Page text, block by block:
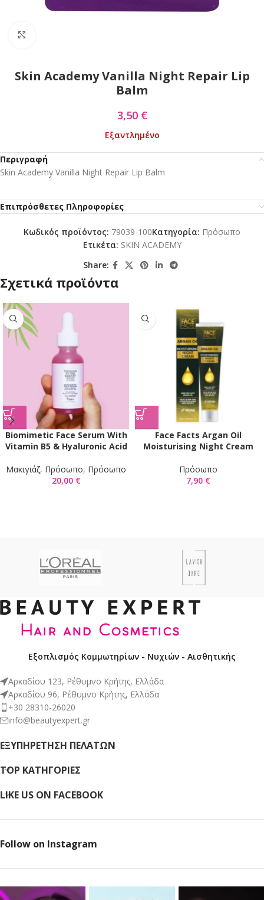
Skin Academy Vanilla Night Repair Lip
Balm
3,50 €
Εξαντλημένο
Περιγραφή
Skin Academy Vanilla Night Repair Lip Balm
Επιπρόσθετες Πληροφορίες
Κωδικός προϊόντος: 79039-100Κατηγορία: Πρόσωπο
Ετικέτα: SKIN ACADEMY
Share:
Σχετικά προϊόντα
Biomimetic Face Serum With
Vitamin B5 & Hyaluronic Acid
Mακιγιάζ, Πρόσωπο, Πρόσωπο
20,00 €
Face Facts Argan Oil
Moisturising Night Cream
Πρόσωπο
7,90 €
Εξοπλισμός Κομμωτηρίων - Νυχιών - Αισθητικής
Αρκαδίου 123, Ρέθυμνο Κρήτης, Ελλάδα
Αρκαδίου 96, Ρέθυμνο Κρήτης, Ελλάδα
+30 28310-26020
info@beautyexpert.gr
ΕΞΥΠΗΡΈΤΗΣΗ ΠΕΛΑΤΏΝ
TOP ΚΑΤΗΓΟΡΙΕΣ
LIKE US ON FACEBOOK
Follow on Instagram